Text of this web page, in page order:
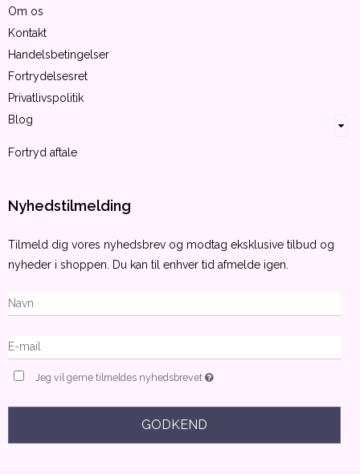
Om os
Kontakt
Handelsbetingelser
Fortrydelsesret
Privatlivspolitik
Blog
Fortryd aftale
Nyhedstilmelding
Tilmeld dig vores nyhedsbrev og modtag eksklusive tilbud og
nyheder i shoppen. Du kan til enhver tid afmelde igen.
Jeg vil gerne tilmeldes nyhedsbrevet
GODKEND